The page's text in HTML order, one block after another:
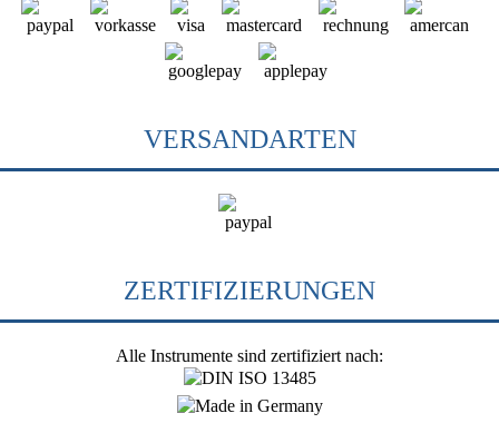
VERSANDARTEN
ZERTIFIZIERUNGEN
Alle Instrumente sind zertifiziert nach: